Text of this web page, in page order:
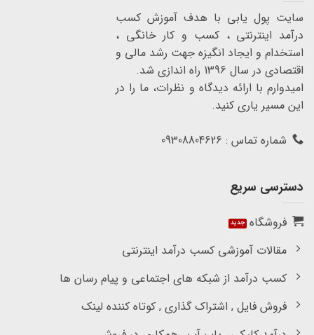
سایت پول یابی با هدف آموزش کسب
درآمد اینترنتی ، کسب و کار خانگی ،
استخدام و ایجاد انگیزه جهت رشد مالی و
اقتصادی در سال 1396 راه اندازی شد.
امیدوارم با ارائه دیدگاه و نظرات، ما را در
این مسیر یاری کنید.
شماره تماس : 09308804626
دسترسی سریع
فروشگاه
مقالات آموزشی کسب درآمد اینترنتی
کسب درآمد از شبکه های اجتماعی و پیام رسان ها
فروش فایل , اشتراک گذاری , کوتاه کننده لینک